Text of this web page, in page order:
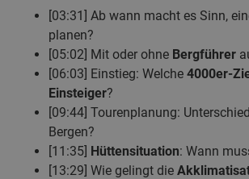
[03:31] Ab wann macht es Sinn,
planen?
[05:02] Mit oder ohne Bergführer
[06:03] Einstieg: Welche 4000er-
Einsteiger?
[09:44] Tourenplanung:
Bergen?
[11:35] Hüttensituation: Wann
[13:29] Wie gelingt die